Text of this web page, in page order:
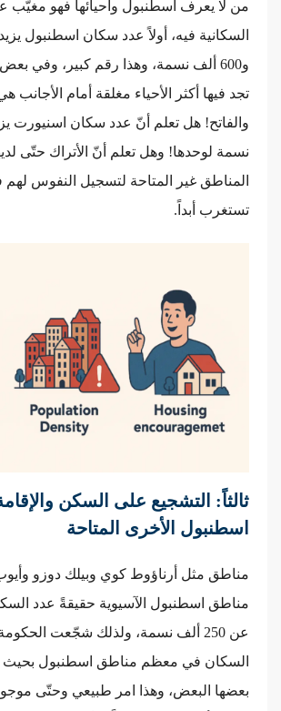
من لا يعرف اسطنبول وأحيائها فهو مغيّب
و600 ألف نسمة، وهذا رقم كبير، وفي
تجد فيها أكثر الأحياء مغلقة أمام الأجانب
والفاتح! هل تعلم أنّ عدد سكان اسنيورت
نسمة لوحدها! وهل تعلم أنّ الأتراك حتّى
المناطق غير المتاحة لتسجيل النفوس لهم
تستغرب أبداً.
ثالثاً: التشجيع على السكن
اسطنبول الأخرى المتاحة
مناطق مثل أرناؤوط كوي وبيلك دوزو
مناطق اسطنبول الآسيوية حقيقةً عدد
عن 250 ألف نسمة، ولذلك شجّعت
السكان في معظم مناطق اسطنبول بحيث
بعضها البعض، وهذا امر طبيعي وحتّى